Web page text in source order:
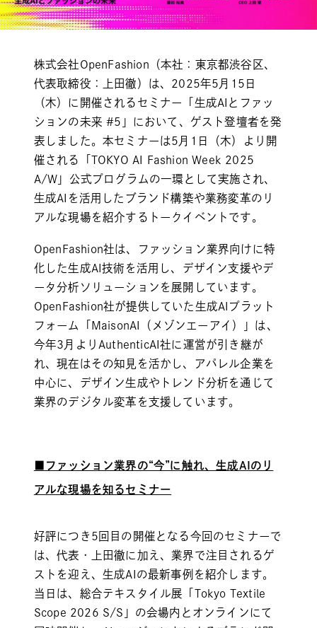
株式会社OpenFashion（本社：東京都渋谷区、
代表取締役：上田徹）は、2025年5月15日
（木）に開催されるセミナー「生成AIとファッ
ションの未来 #5」において、ゲスト登壇者を発
表しました。本セミナーは5月1日（木）より開
催される「TOKYO AI Fashion Week 2025
A/W」公式プログラムの一環として実施され、
生成AIを活用したブランド構築や業務変革のリ
アルな現場を紹介するトークイベントです。
OpenFashion社は、ファッション業界向けに特
化した生成AI技術を活用し、デザイン支援やデ
ータ分析ソリューションを展開しています。
OpenFashion社が提供していた生成AIプラット
フォーム「MaisonAI（メゾンエーアイ）」は、
今年3月よりAuthenticAI社に運営が引き継が
れ、現在はその知見を活かし、アパレル企業を
中心に、デザイン生成やトレンド分析を通じて
業界のデジタル変革を支援しています。
■ファッション業界の“今”に触れ、生成AIのリ
アルな現場を知るセミナー
好評につき5回目の開催となる今回のセミナーで
は、代表・上田徹に加え、業界で注目されるゲ
ストを迎え、生成AIの最新事例を紹介します。
当日は、総合テキスタイル展「Tokyo Textile
Scope 2026 S/S」の会場内とオンラインにて